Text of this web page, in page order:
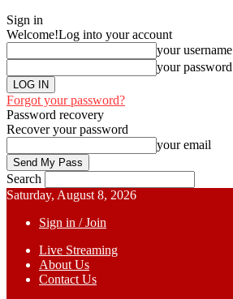
Sign in
Welcome!Log into your account
your username
your password
Forgot your password?
Password recovery
Recover your password
your email
Search
Saturday, August 8, 2026
Sign in / Join
Live Streaming
About Us
Contact Us